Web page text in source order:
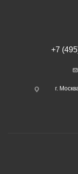
+7
г.